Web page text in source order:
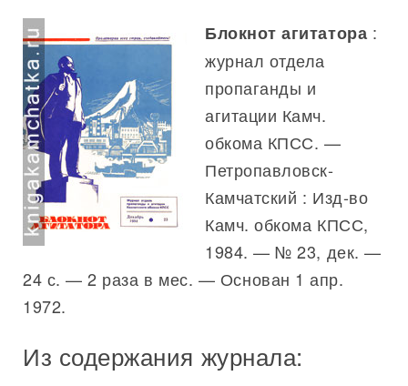
Блокнот агитатора :
журнал отдела
пропаганды и
агитации Камч.
обкома КПСС. —
Петропавловск-
Камчатский : Изд-во
Камч. обкома КПСС,
1984. — № 23, дек. —
24 с. — 2 раза в мес. — Основан 1 апр.
1972.
Из содержания журнала: